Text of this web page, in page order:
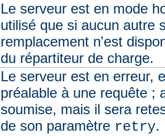
Le serveur est en mode
utilisé que si aucun autre
remplacement n'est
du répartiteur de charge.
Le serveur est en erreur,
préalable à une requête ;
soumise, mais il sera
de son paramètre retry.